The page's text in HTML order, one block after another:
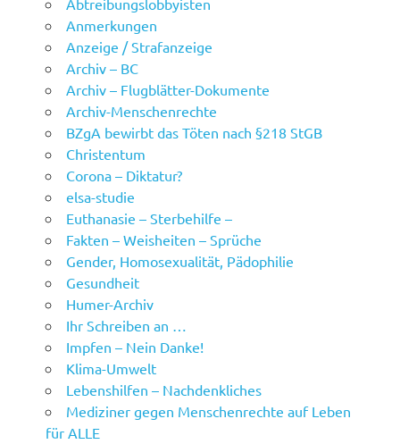
Abtreibungslobbyisten
Anmerkungen
Anzeige / Strafanzeige
Archiv – BC
Archiv – Flugblätter-Dokumente
Archiv-Menschenrechte
BZgA bewirbt das Töten nach §218 StGB
Christentum
Corona – Diktatur?
elsa-studie
Euthanasie – Sterbehilfe –
Fakten – Weisheiten – Sprüche
Gender, Homosexualität, Pädophilie
Gesundheit
Humer-Archiv
Ihr Schreiben an …
Impfen – Nein Danke!
Klima-Umwelt
Lebenshilfen – Nachdenkliches
Mediziner gegen Menschenrechte auf Leben
für ALLE